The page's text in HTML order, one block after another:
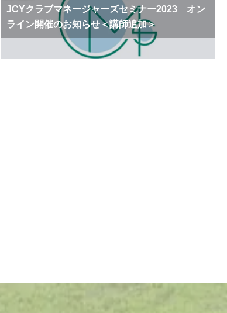
JCYクラブマネージャーズセミナー2023 オン
ライン開催のお知らせ＜講師追加＞